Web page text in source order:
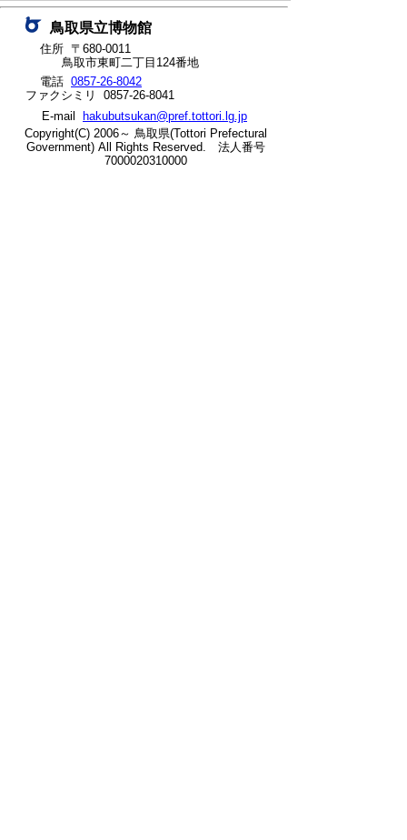
ネ
ッ
ト
へ
の
鳥取県立博物館
住所 〒680-0011
鳥取市東町二丁目124番地
電話 0857-26-8042
ファクシミリ 0857-26-8041
E-mail
hakubutsukan@pref.tottori.lg.jp
Copyright(C) 2006～ 鳥取県(Tottori Prefectural
Government) All Rights Reserved. 法人番号
7000020310000